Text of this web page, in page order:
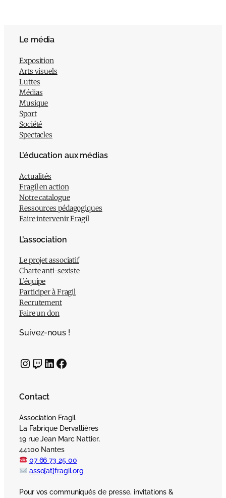
Le média
Exposition
Arts visuels
Luttes
Médias
Musique
Sport
Société
Spectacles
L’éducation aux médias
Actualités
Fragil en action
Notre catalogue
Ressources pédagogiques
Faire intervenir Fragil
L’association
Le projet associatif
Charte anti-sexiste
L’équipe
Participer à Fragil
Recrutement
Faire un don
Suivez-nous !
InstagramTwitch LinkedIn Facebook
Contact
Association Fragil
La Fabrique Dervallières
19 rue Jean Marc Nattier,
44100 Nantes
07 66 73 25 00
asso[at]fragil.org
Pour vos communiqués de presse, invitations &